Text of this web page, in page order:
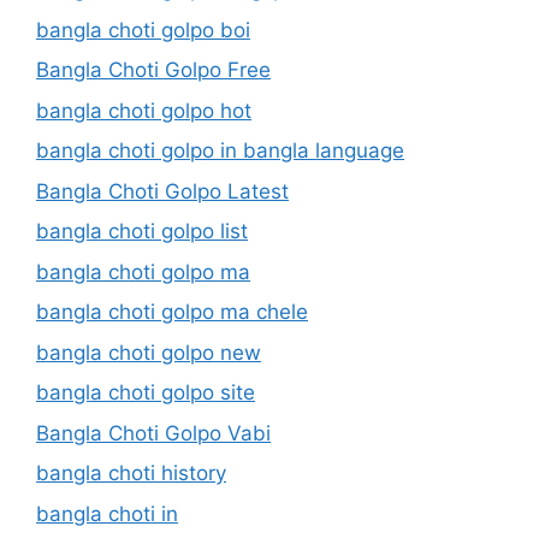
bangla choti golpo boi
Bangla Choti Golpo Free
bangla choti golpo hot
bangla choti golpo in bangla language
Bangla Choti Golpo Latest
bangla choti golpo list
bangla choti golpo ma
bangla choti golpo ma chele
bangla choti golpo new
bangla choti golpo site
Bangla Choti Golpo Vabi
bangla choti history
bangla choti in